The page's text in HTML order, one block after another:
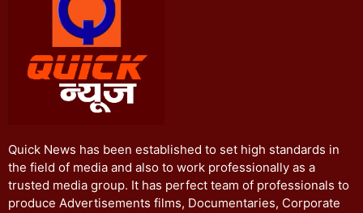
Quick News has been established to set high standards in
the field of media and also to work professionally as a
trusted media group. It has perfect team of professionals to
produce Advertisements films, Documentaries, Corporate